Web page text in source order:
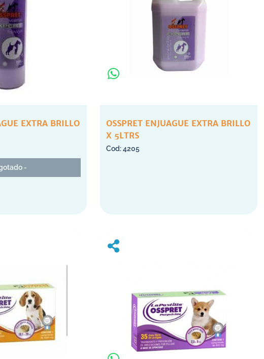
EXTRA BRILLO
-
OSSPRET ENJUAGUE EXTRA BRILLO
X 5LTRS
4205